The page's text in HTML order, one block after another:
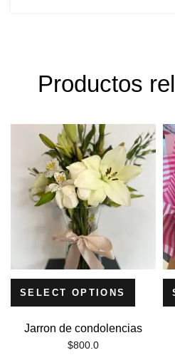
Productos
SELECT OPTIONS
Jarron de condolencias
$800.0